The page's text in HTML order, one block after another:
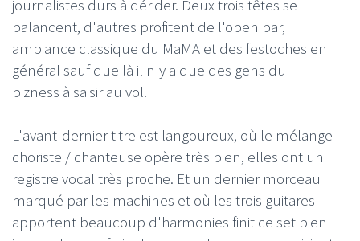
journalistes durs à dérider. Deux trois têtes se
balancent, d'autres profitent de l'open bar,
ambiance classique du MaMA et des festoches en
général sauf que là il n'y a que des gens du
bizness à saisir au vol.
L'avant-dernier titre est langoureux, où le mélange
choriste / chanteuse opère très bien, elles ont un
registre vocal très proche. Et un dernier morceau
marqué par les machines et où les trois guitares
apportent beaucoup d'harmonies finit ce set bien